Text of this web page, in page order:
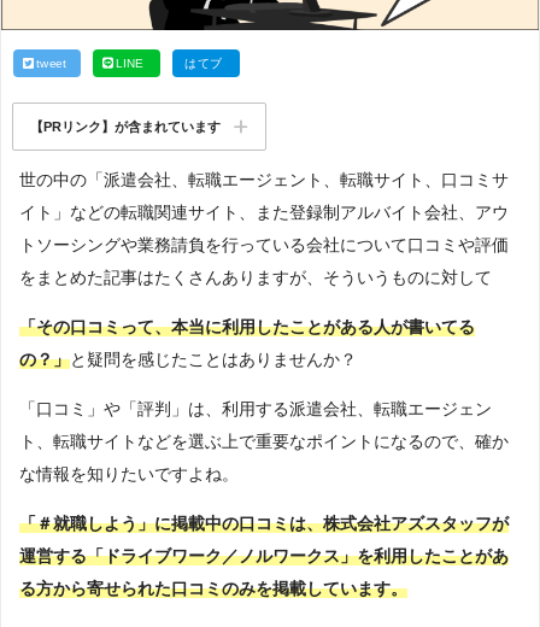
tweet LINE はてブ
【PRリンク】が含まれています
世の中の「派遣会社、転職エージェント、転職サイト、口コミサ
イト」などの転職関連サイト、また登録制アルバイト会社、アウ
トソーシングや業務請負を行っている会社について口コミや評価
をまとめた記事はたくさんありますが、そういうものに対して
「その口コミって、本当に利用したことがある人が書いてる
の？」と疑問を感じたことはありませんか？
「口コミ」や「評判」は、利用する派遣会社、転職エージェン
ト、転職サイトなどを選ぶ上で重要なポイントになるので、確か
な情報を知りたいですよね。
「＃就職しよう」に掲載中の口コミは、株式会社アズスタッフが
運営する「ドライブワーク／ノルワークス」を利用したことがあ
る方から寄せられた口コミのみを掲載しています。